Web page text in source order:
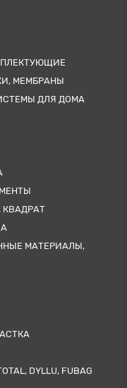
МЕМБРАНЫ
ДЛЯ ДОМА
КВАДРАТ
МАТЕРИАЛЫ,
DYLLU, FUBAG